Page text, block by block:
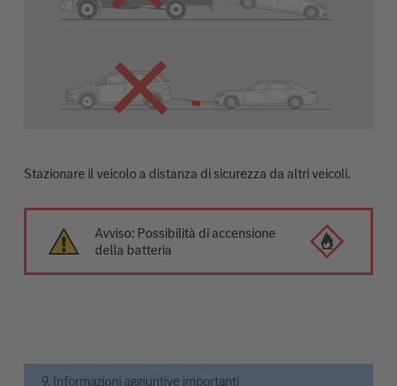
Stazionare il veicolo a distanza di sicurezza da altri veicoli.
Avviso: Possibilità di accensione
della batteria
9. Informazioni aggiuntive importanti